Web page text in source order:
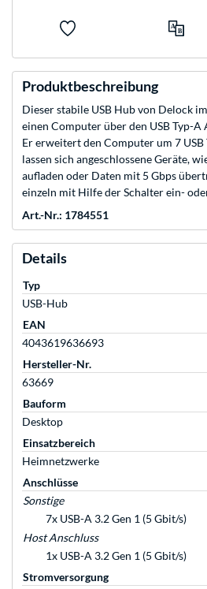
Produktbeschreibung
Dieser stabile USB Hub von Delock
einen Computer über den USB Typ-A
Er erweitert den Computer um 7 USB
lassen sich angeschlossene Geräte,
aufladen oder Daten mit 5 Gbps
einzeln mit Hilfe der Schalter ein-
Art.-Nr.: 1784551
Details
Typ
USB-Hub
EAN
4043619636693
Hersteller-Nr.
63669
Bauform
Desktop
Einsatzbereich
Heimnetzwerke
Anschlüsse
Sonstige
7x USB-A 3.2 Gen 1 (5 Gbit/s)
Host Anschluss
1x USB-A 3.2 Gen 1 (5 Gbit/s)
Stromversorgung